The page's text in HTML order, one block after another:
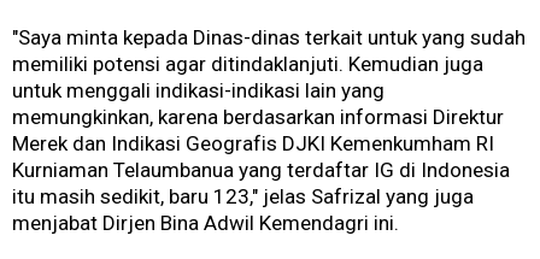
"Saya minta kepada Dinas-dinas terkait untuk yang sudah
memiliki potensi agar ditindaklanjuti. Kemudian juga
untuk menggali indikasi-indikasi lain yang
memungkinkan, karena berdasarkan informasi Direktur
Merek dan Indikasi Geografis DJKI Kemenkumham RI
Kurniaman Telaumbanua yang terdaftar IG di Indonesia
itu masih sedikit, baru 123," jelas Safrizal yang juga
menjabat Dirjen Bina Adwil Kemendagri ini.